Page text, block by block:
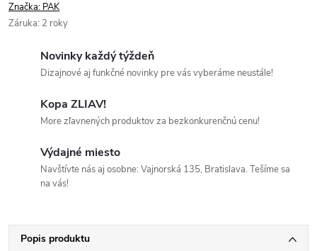
Značka: PAK
Záruka: 2 roky
Novinky každý týždeň
Dizajnové aj funkčné novinky pre vás vyberáme neustále!
Kopa ZLIAV!
More zľavnených produktov za bezkonkurenčnú cenu!
Výdajné miesto
Navštívte nás aj osobne: Vajnorská 135, Bratislava. Tešíme sa
na vás!
Popis produktu